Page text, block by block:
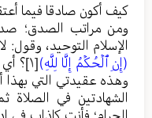
كيف أكون صادقا فيما
ومن مراتب الصدق؛
الإسلام التوحيد، وقول:
(إِنِ ٱلۡحُكۡمُ إِلَّا لِلَّهِ)[١] ؟ أي
وهذه عقيدتي التي
الشهادتين في
الحرام؛ فأنت كاذاب في